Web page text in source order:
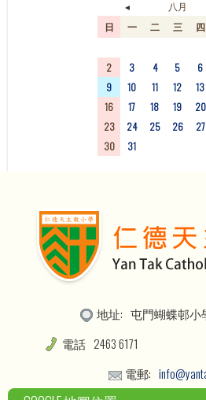
◄
八月
日 一 二 三 四
2
3 4 5 6
9
10 11 12 13
16
17 18 19 20
23
24 25 26 27
30
31
地址: 屯門蝴蝶邨小
電話 2463 6171
電郵: